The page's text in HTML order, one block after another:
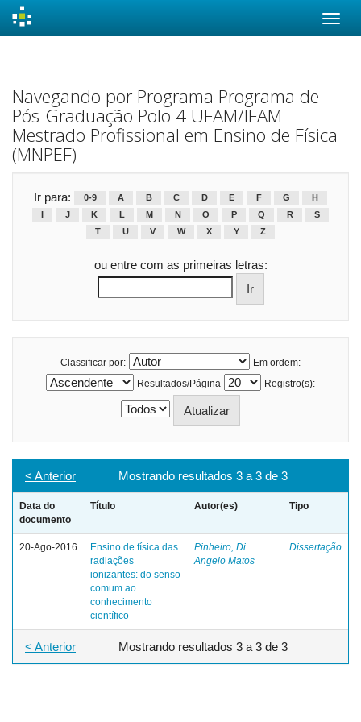
Navegando por Programa Programa de
Pós-Graduação Polo 4 UFAM/IFAM -
Mestrado Profissional em Ensino de Física
(MNPEF)
Ir para: 0-9 A B C D E F G
H
J K L M N O P Q R
S
T
U V W X Y Z
ou entre com as primeiras letras:
Classificar por:
Em ordem:
Resultados/Página
Registro(s):
Mostrando resultados 3 a 3 de 3
< Anterior
Data do
documento
Título Autor(es) Tipo
20-Ago-2016
Ensino de física das
radiações
ionizantes: do senso
comum ao
conhecimento
científico
Pinheiro, Di
Angelo Matos
Dissertação
Mostrando resultados 3 a 3 de 3
< Anterior